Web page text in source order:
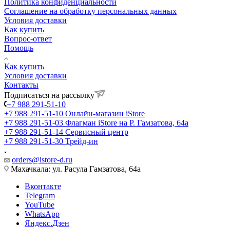
Политика конфиденциальности
Соглашение на обработку персональных данных
Условия доставки
Как купить
Вопрос-ответ
Помощь
Как купить
Условия доставки
Контакты
Подписаться на рассылку
+7 988 291-51-10
+7 988 291-51-10 Онлайн-магазин iStore
+7 988 291-51-03 Флагман iStore на Р. Гамзатова, 64а
+7 988 291-51-14 Сервисный центр
+7 988 291-51-30 Трейд-ин
orders@istore-d.ru
Махачкала: ул. Расула Гамзатова, 64а
Вконтакте
Telegram
YouTube
WhatsApp
Яндекс.Дзен